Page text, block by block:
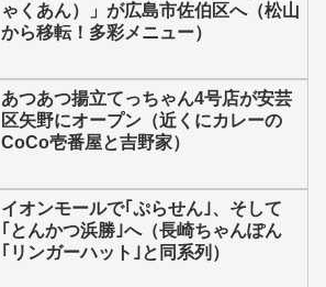
ゃくあん）」が広島市佐伯区へ（松山
から移転！多彩メニュー）
あつあつ揚立てっちゃん4号店が安芸
区矢野にオープン（近くにカレーの
CoCo壱番屋と吉野家）
イオンモールで｢ぷらせん｣、そして
｢とんかつ浜勝｣へ（長崎ちゃんぽん
｢リンガーハット｣と同系列）